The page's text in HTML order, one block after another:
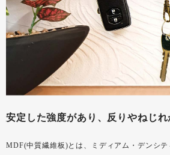
安定した強度があり、反りやねじ
MDF(中質繊維板)とは、ミディアム・デンシ